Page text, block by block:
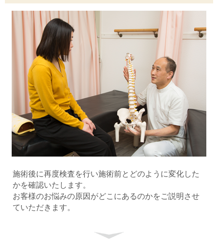
施術後に再度検査を行い施術前とどのように変化した
かを確認いたします。
お客様のお悩みの原因がどこにあるのかをご説明させ
ていただきます。